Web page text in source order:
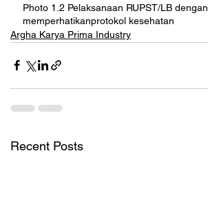
Photo 1.2 Pelaksanaan RUPST/LB dengan
memperhatikanprotokol kesehatan
Argha Karya Prima Industry
Recent Posts